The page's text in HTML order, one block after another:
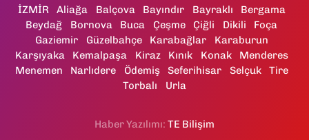
İZMİR Aliağa Balçova Bayındır Bayraklı
Bergama
Beydağ
Bornova Buca Çeşme Çiğli Dikili
Foça
Gaziemir
Güzelbahçe Karabağlar
Karaburun
Karşıyaka
Kemalpaşa Kiraz Kınık Konak
Menderes
Menemen
Narlıdere Ödemiş Seferihisar Selçuk
Tire
Torbalı
Urla
Haber Yazılımı: TE Bilişim